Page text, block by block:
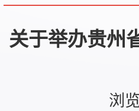
关于举办贵州
浏